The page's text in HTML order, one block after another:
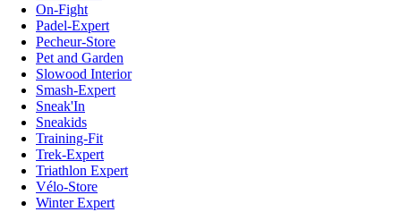
On-Fight
Padel-Expert
Pecheur-Store
Pet and Garden
Slowood Interior
Smash-Expert
Sneak'In
Sneakids
Training-Fit
Trek-Expert
Triathlon Expert
Vélo-Store
Winter Expert